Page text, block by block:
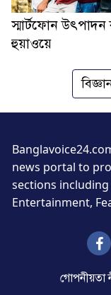
স্মার্টফোন উৎপাদন
হুয়াওয়ে
news portal to
sections
Entertainment,
গোপনীয়তা